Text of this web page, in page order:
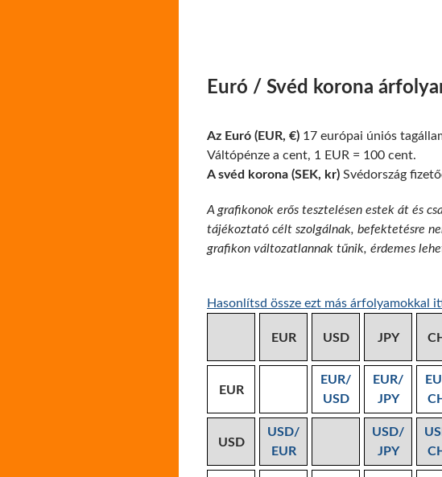
Euró / Svéd korona
Az Euró (EUR, €) 17 európai úniós
Váltópénze a cent, 1 EUR = 100 cent.
A svéd korona (SEK, kr) Svédország
A grafikonok erős tesztelésen estek át és
tájékoztató célt szolgálnak, befektetésre
grafikon változatlannak tűnik, érdemes
Hasonlítsd össze ezt más árfolyamokkal
EUR USD JPY
EUR
EUR/
USD
EUR/
JPY
USD
USD/
EUR
USD/
JPY